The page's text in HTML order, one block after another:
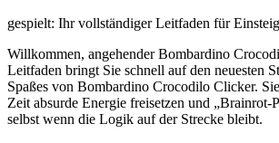
gespielt: Ihr vollständiger Leitfaden für
Willkommen, angehender Bombardino
Leitfaden bringt Sie schnell auf den neuesten
Spaßes von Bombardino Crocodilo Clicker.
Zeit absurde Energie freisetzen und „Brainrot-
selbst wenn die Logik auf der Strecke bleibt.